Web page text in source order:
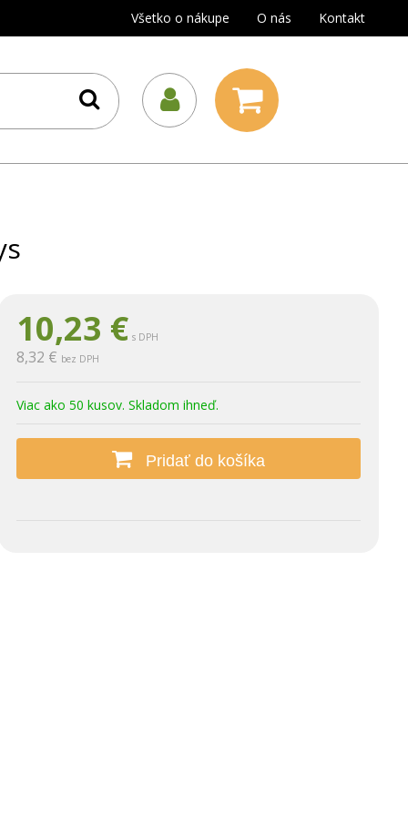
Všetko o nákupe O nás Kontakt
10,23 € s DPH
8,32 € bez DPH
Viac ako 50 kusov. Skladom ihneď.
Pridať do košíka